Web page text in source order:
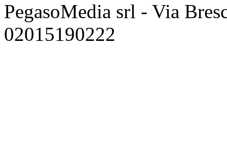
PegasoMedia srl - Via
02015190222